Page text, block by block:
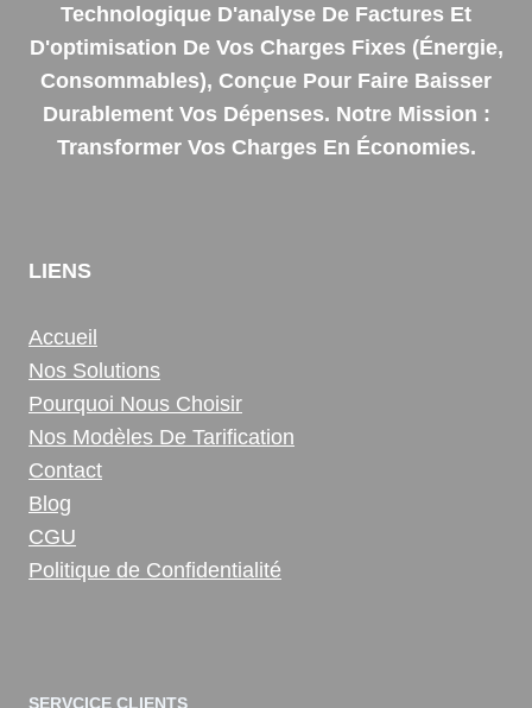
Technologique D'analyse De Factures Et
D'optimisation De Vos Charges Fixes (énergie,
Consommables), Conçue Pour Faire Baisser
Durablement Vos Dépenses. Notre Mission :
Transformer Vos Charges En Économies.
LIENS
Accueil
Nos Solutions
Pourquoi Nous Choisir
Nos Modèles De Tarification
Contact
Blog
CGU
Politique de Confidentialité
SERVCICE CLIENTS